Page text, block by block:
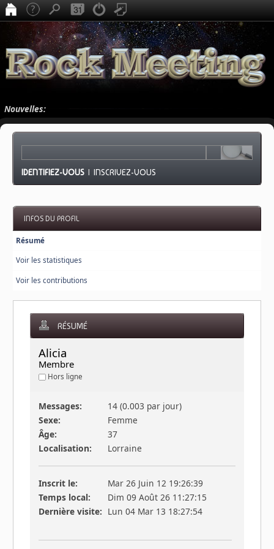
Nouvelles:
IDENTIFIEZ-VOUS |INSCRIVEZ-VOUS
INFOS DU PROFIL
Résumé
Voir les statistiques
Voir les contributions
RÉSUMÉ
Alicia
Membre
Hors ligne
Messages:
14 (0.003 par jour)
Sexe:
Femme
Âge:
37
Localisation:
Lorraine
Inscrit le:
Mar 26 Juin 12 19:26:39
Temps local:
Dim 09 Août 26 11:27:15
Dernière visite: Lun 04 Mar 13 18:27:54